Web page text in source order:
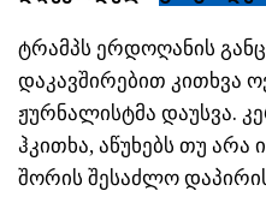
ტრამპს ერდოღანის
დაკავშირებით კითხვა
ჟურნალისტმა დაუსვა.
ჰკითხა, აწუხებს თუ
შორის შესაძლო